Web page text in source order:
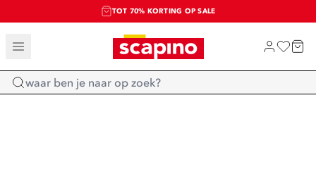
TOT 70% KORTING OP SALE
SALE: LAATSTE KANS!
SHOP NIEUW
Home